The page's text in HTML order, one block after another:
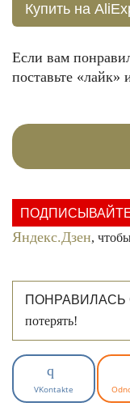
Купить на
Если вам
поставьте «лайк»
Яндекс.Дзен,
ПОНРАВИЛАСЬ
потерять!
VKontakte